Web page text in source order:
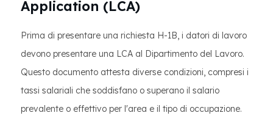
Application (LCA)
Prima di presentare una richiesta H-1B, i datori di lavoro
devono presentare una LCA al Dipartimento del Lavoro.
Questo documento attesta diverse condizioni, compresi i
tassi salariali che soddisfano o superano il salario
prevalente o effettivo per l'area e il tipo di occupazione.